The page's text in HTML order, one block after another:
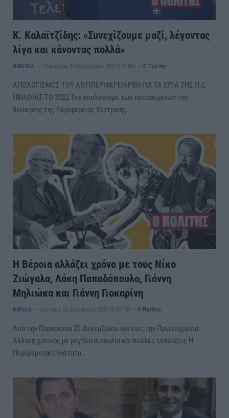
Κ. Καλαϊτζίδης: «Συνεχίζουμε μαζί, λέγοντας
λίγα και κάνοντας πολλά»
ΗΜΑΘΙΑ Παρασκευή, 3 Φεβρουαρίου 2023 8:37 ΠΜ Ο Πολίτης
ΑΠΟΛΟΓΙΣΜΟΣ ΤΟΥ ΑΝΤΙΠΕΡΙΦΕΡΕΙΑΡΧΗ ΓΙΑ ΤΑ ΕΡΓΑ ΤΗΣ Π.Ε.
ΗΜΑΘΙΑΣ ΤΟ 2022 Τον απολογισμό των πεπραγμένων της
διοίκησης της Περιφέρειας Κεντρικής…
Η Βέροια αλλάζει χρόνο με τους Νίκο
Ζιώγαλα, Λάκη Παπαδόπουλο, Γιάννη
Μηλιώκα και Γιάννη Γιοκαρίνη
ΒΕΡΟΙΑ Δευτέρα, 12 Δεκεμβρίου 2022 10:42 ΠΜ Ο Πολίτης
Από την Παρασκευή 23 Δεκεμβρίου και έως την Πρωτοχρονιά
Αλλαγή χρονιάς με μεγάλη συναυλία και πολλές εκπλήξεις Η
Περιφερειακή Ενότητα…